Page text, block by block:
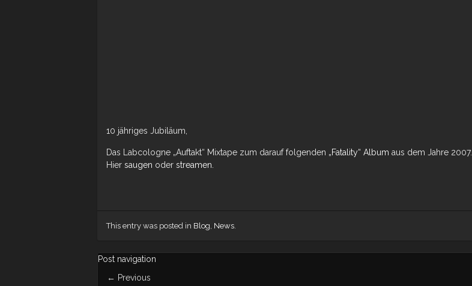
10 jähriges Jubiläum,
Das Labcologne „Auftakt“ Mixtape zum darauf folgenden „Fatality“ Album aus dem Jahre 2007.
Hier saugen oder streamen.
This entry was posted in Blog, News.
Post navigation
← Previous